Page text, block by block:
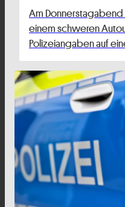
Am Donnerstagabend
einem schweren
Polizeiangaben auf